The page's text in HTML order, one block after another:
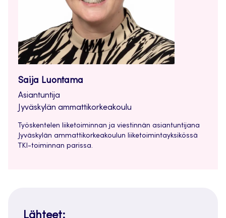
Saija Luontama
Asiantuntija
Jyväskylän ammattikorkeakoulu
Työskentelen liiketoiminnan ja viestinnän asiantuntijana
Jyväskylän ammattikorkeakoulun liiketoimintayksikössä
TKI-toiminnan parissa.